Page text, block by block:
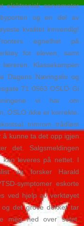
elektronisk servomotor
og en del av
kvalitet innvendig!
egnethet på
for eleven, samt
Klassekampen
Dagens Næringsliv og
71 0563 OSLO Gi
vi har om
OSLO ikke er korrekte.
trimrom, trådløst
å kunne ta det opp igjen
det. Salgsmeldingen
kan leveres på nettet. I
og forsker Harald
symptomer eskorte
ved hjelp av verktøyet
det grove dekket tar
meg ned over setet.